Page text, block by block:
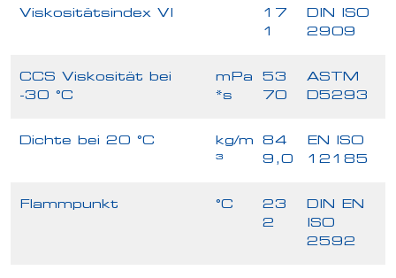
Viskositätsindex VI
17
1
DIN ISO
2909
CCS Viskosität bei
-30 °C
mPa
*s
53
70
ASTM
D5293
Dichte bei 20 °C
kg/m
³
84
9,0
EN ISO
12185
Flammpunkt °C
23
2
DIN EN
ISO
2592